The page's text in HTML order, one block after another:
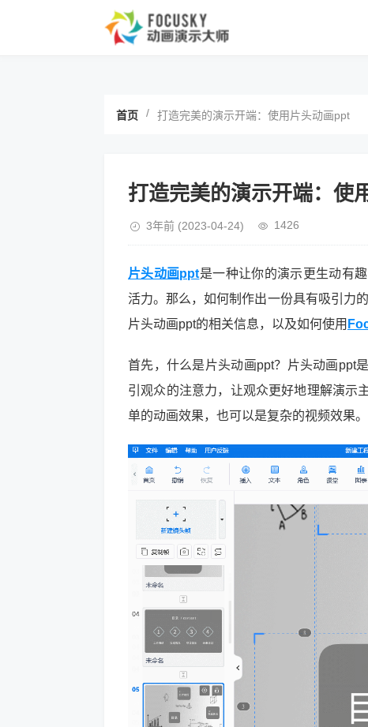
首页 / 打造完美的演示开端：使用片头动画ppt
打造完美的演示开端：使
3年前 (2023-04-24) 1426
片头动画ppt是一种让你的演示更生动有
活力。那么，如何制作出一份具有吸引力
片头动画ppt的相关信息，以及如何使用
首先，什么是片头动画ppt？片头动画ppt
引观众的注意力，让观众更好地理解演示
单的动画效果，也可以是复杂的视频效果。